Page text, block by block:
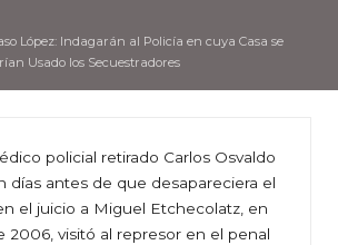
López: Indagarán al Policía en cuya Casa se
Usado los Secuestradores
policial retirado Carlos Osvaldo
días antes de que desapareciera el
el juicio a Miguel Etchecolatz, en
2006, visitó al represor en el penal